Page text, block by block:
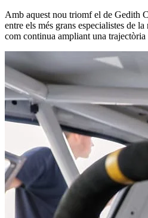
Amb aquest nou triomf el de Gedith
entre els més grans especialistes de
com continua ampliant una